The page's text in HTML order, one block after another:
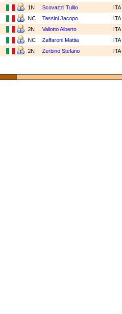
1N Scovazzi Tullio
ITA
NC Tassini Jacopo
ITA
2N Vallotto Alberto
ITA
NC Zaffaroni Mattia
ITA
2N Zerbino Stefano ITA